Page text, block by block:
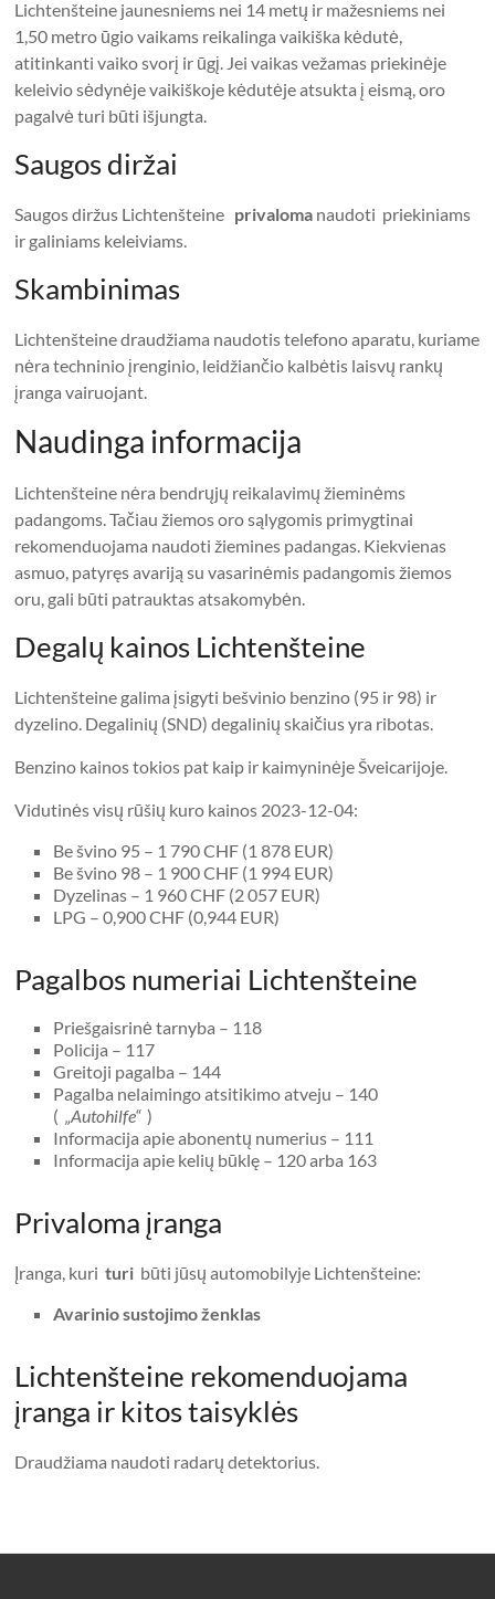
Lichtenšteine ​​jaunesniems nei 14 metų ir mažesniems nei
1,50 metro ūgio vaikams reikalinga vaikiška kėdutė,
atitinkanti vaiko svorį ir ūgį. Jei vaikas vežamas priekinėje
keleivio sėdynėje vaikiškoje kėdutėje atsukta į eismą, oro
pagalvė turi būti išjungta.
Saugos diržai
Saugos diržus Lichtenšteine ​​privaloma naudoti priekiniams
ir galiniams keleiviams.
Skambinimas
Lichtenšteine ​​draudžiama naudotis telefono aparatu, kuriame
nėra techninio įrenginio, leidžiančio kalbėtis laisvų rankų
įranga vairuojant.
Naudinga informacija
Lichtenšteine ​​nėra bendrųjų reikalavimų žieminėms
padangoms. Tačiau žiemos oro sąlygomis primygtinai
rekomenduojama naudoti žiemines padangas. Kiekvienas
asmuo, patyręs avariją su vasarinėmis padangomis žiemos
oru, gali būti patrauktas atsakomybėn.
Degalų kainos Lichtenšteine
Lichtenšteine ​​galima įsigyti bešvinio benzino (95 ir 98) ir
dyzelino. Degalinių (SND) degalinių skaičius yra ribotas.
Benzino kainos tokios pat kaip ir kaimyninėje Šveicarijoje.
Vidutinės visų rūšių kuro kainos 2023-12-04:
Be švino 95 – 1 790 CHF (1 878 EUR)
Be švino 98 – 1 900 CHF (1 994 EUR)
Dyzelinas – 1 960 CHF (2 057 EUR)
LPG – 0,900 CHF (0,944 EUR)
Pagalbos numeriai Lichtenšteine
Priešgaisrinė tarnyba – 118
Policija – 117
Greitoji pagalba – 144
Pagalba nelaimingo atsitikimo atveju – 140
(„Autohilfe“)
Informacija apie abonentų numerius – 111
Informacija apie kelių būklę – 120 arba 163
Privaloma įranga
Įranga, kurituri būti jūsų automobilyje Lichtenšteine:
Avarinio sustojimo ženklas
Lichtenšteine ​​rekomenduojama
įranga ir kitos taisyklės
Draudžiama naudoti radarų detektorius.